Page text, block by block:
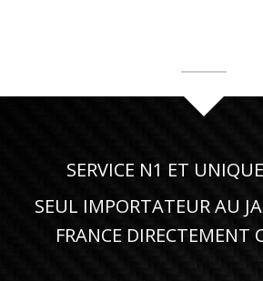
SERVICE N1 ET
SEUL IMPORTATEUR AU
FRANCE DIRECTEMENT